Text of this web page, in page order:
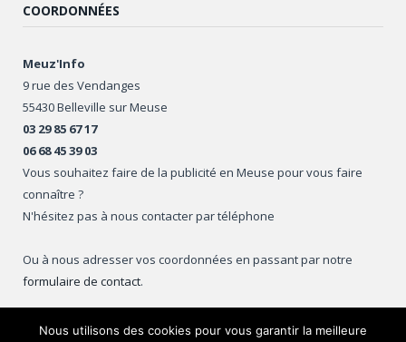
COORDONNÉES
Meuz'Info
9 rue des Vendanges
55430 Belleville sur Meuse
03 29 85 67 17
06 68 45 39 03
Vous souhaitez faire de la publicité en Meuse pour vous faire
connaître ?
N'hésitez pas à nous contacter par téléphone
Ou à nous adresser vos coordonnées en passant par notre
formulaire de contact.
Nous utilisons des cookies pour vous garantir la meilleure